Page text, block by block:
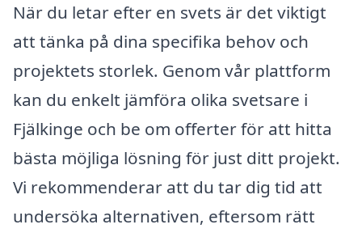
När du letar efter en svets är det viktigt
att tänka på dina specifika behov och
projektets storlek. Genom vår plattform
kan du enkelt jämföra olika svetsare i
Fjälkinge och be om offerter för att hitta
bästa möjliga lösning för just ditt projekt.
Vi rekommenderar att du tar dig tid att
undersöka alternativen, eftersom rätt